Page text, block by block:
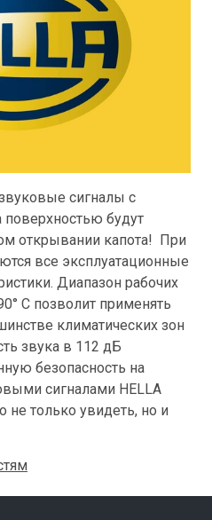
сигналы с
поверхностью будут
открывании капота! При
все эксплуатационные
Диапазон рабочих
C позволит применять
климатических зон
звука в 112 дБ
безопасность на
сигналами HELLA
не только увидеть, но и